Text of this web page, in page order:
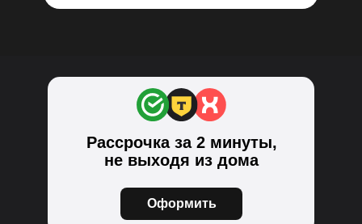
Рассрочка за 2 минуты,
не выходя из дома
Оформить